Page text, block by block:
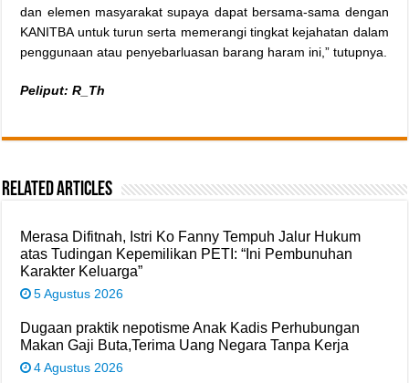
dan elemen masyarakat supaya dapat bersama-sama dengan
KANITBA untuk turun serta memerangi tingkat kejahatan dalam
penggunaan atau penyebarluasan barang haram ini,” tutupnya.
Peliput: R_Th
Related Articles
Merasa Difitnah, Istri Ko Fanny Tempuh Jalur Hukum
atas Tudingan Kepemilikan PETI: “Ini Pembunuhan
Karakter Keluarga”
5 Agustus 2026
Dugaan praktik nepotisme Anak Kadis Perhubungan
Makan Gaji Buta,Terima Uang Negara Tanpa Kerja
4 Agustus 2026